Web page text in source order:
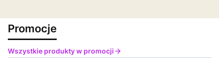
Promocje
Wszystkie produkty w promocji